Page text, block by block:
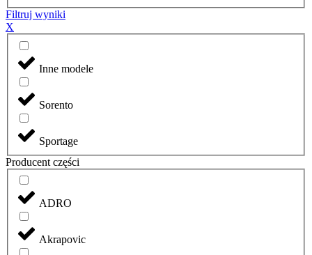
Filtruj wyniki
X
Inne modele
Sorento
Sportage
Producent części
ADRO
Akrapovic